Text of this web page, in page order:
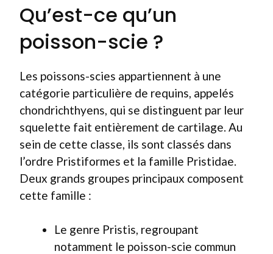
Qu’est-ce qu’un
poisson-scie ?
Les poissons-scies appartiennent à une
catégorie particulière de requins, appelés
chondrichthyens, qui se distinguent par leur
squelette fait entièrement de cartilage. Au
sein de cette classe, ils sont classés dans
l’ordre Pristiformes et la famille Pristidae.
Deux grands groupes principaux composent
cette famille :
Le genre Pristis, regroupant
notamment le poisson-scie commun